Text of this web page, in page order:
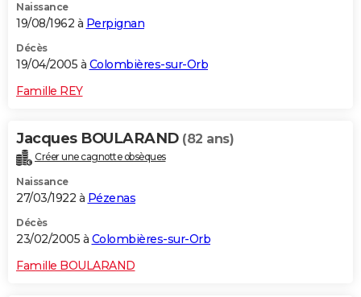
Naissance
19/08/1962 à Perpignan
Décès
19/04/2005 à Colombières-sur-Orb
Famille REY
Jacques BOULARAND (82 ans)
Créer une cagnotte obsèques
Naissance
27/03/1922 à Pézenas
Décès
23/02/2005 à Colombières-sur-Orb
Famille BOULARAND